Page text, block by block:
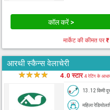
कॉल करें >
मार्केट की कीमत पर
आरथी स्कैन्स वेलाचेरी
★★★★ 4.0 स्टार4 रेटिंग के
13.12 किमी
महिला